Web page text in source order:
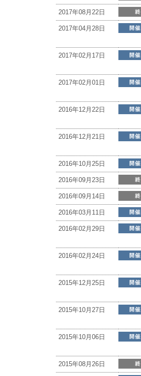
2017年08月22日
2017年04月28日
2017年02月17日
2017年02月01日
2016年12月22日
2016年12月21日
2016年10月25日
2016年09月23日
2016年09月14日
2016年03月11日
2016年02月29日
2016年02月24日
2015年12月25日
2015年10月27日
2015年10月06日
2015年08月26日